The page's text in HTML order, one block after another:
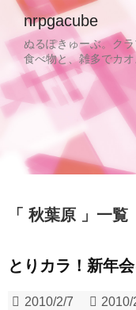
nrpgacube
ぬるぽきゅーぶ。ク
食べ物と、雑多でカオ
秋葉原 一覧
とりカラ！新年
2010/2/7 2010/